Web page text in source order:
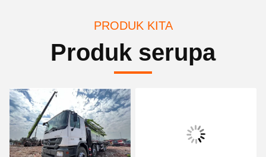
PRODUK KITA
Produk serupa